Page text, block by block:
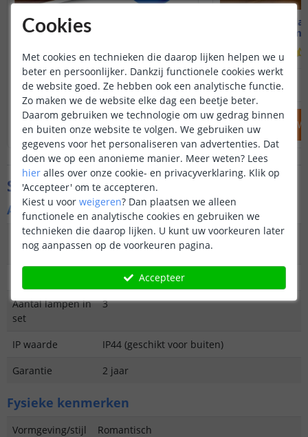
Voordeelset 3 stuks | Vogue
Warm wit
( 281 reviews)
OP VOORRAAD 38,85 34,95
IN WINKELWAGEN
OP VOORRAAD
IN
Specificaties
Algemene kenmerken
Type
buitenverlichting
Staande lamp of hanglamp
Decoratief
Aantal lampen in
set
3
IP waarde
IP44 (geschikt voor buiten)
Garantie
2 jaar
Fysieke kenmerken
Vormgeving/stijl
Romantisch
Cookies
Met cookies en technieken die daarop lijken helpen we u
beter en persoonlijker. Dankzij functionele cookies werkt
de website goed. Ze hebben ook een analytische functie.
Zo maken we de website elke dag een beetje beter.
Daarom gebruiken we technologie om uw gedrag binnen
en buiten onze website te volgen. We gebruiken uw
gegevens voor het personaliseren van advertenties. Dat
doen we op een anonieme manier. Meer weten? Lees
hier alles over onze cookie- en privacyverklaring. Klik op
'Accepteer' om te accepteren.
Kiest u voor weigeren? Dan plaatsen we alleen
functionele en analytische cookies en gebruiken we
technieken die daarop lijken. U kunt uw voorkeuren later
nog aanpassen op de voorkeuren pagina.
Accepteer